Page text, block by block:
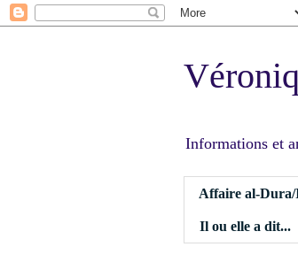
Informations et
Affaire al-Dura/
Il ou elle a dit...